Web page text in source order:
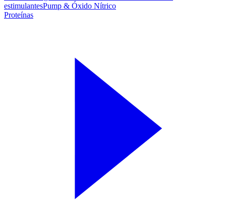
estimulantesPump & Óxido Nítrico
Proteínas